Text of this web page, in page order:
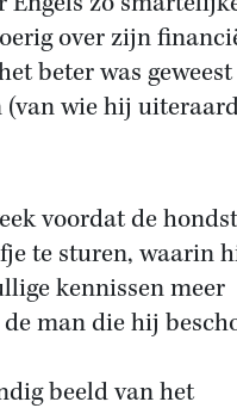
over zijn
beter was geweest
(van wie hij
voordat de
te sturen, waarin
kennissen meer
man die hij
beeld van het